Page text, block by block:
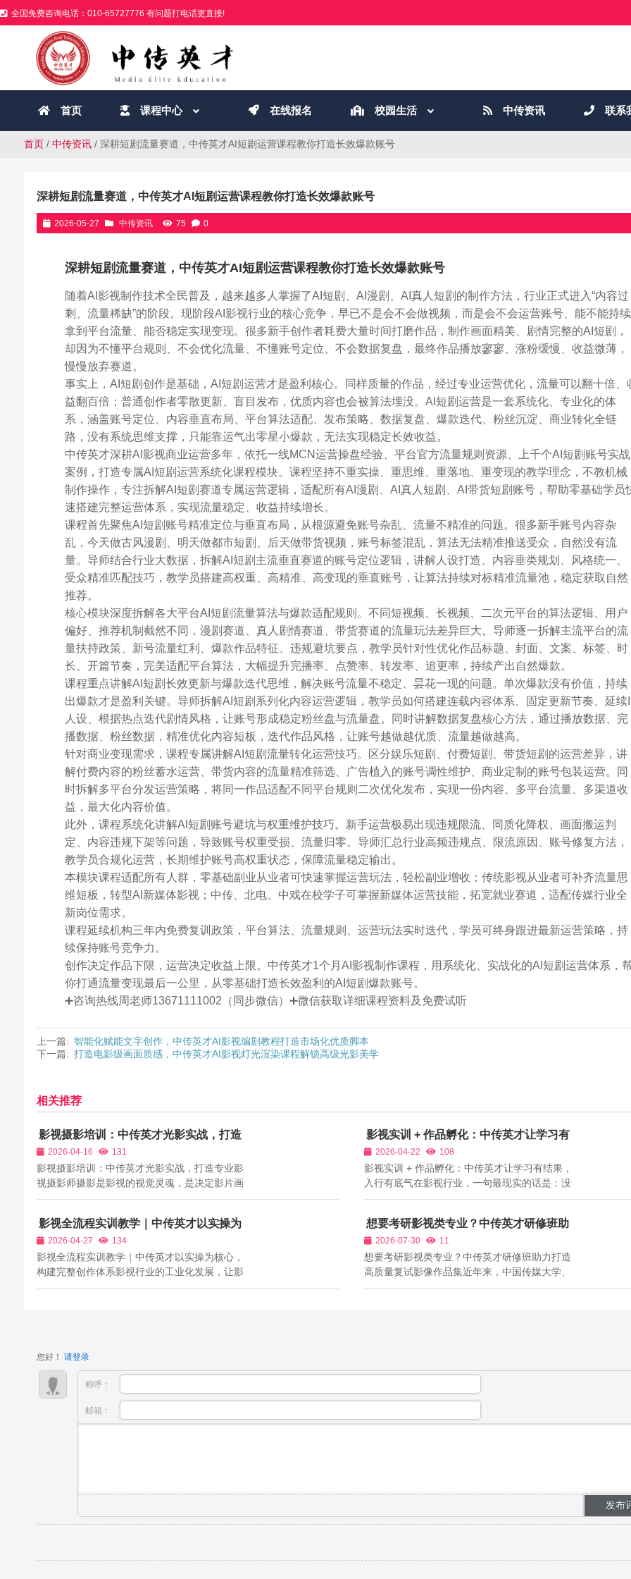
全国免费咨询电话：010-65727776 有问题打电话更直接!
首页 课程中心 在线报名 校园生活 中传资讯 联系
首页/ 中传资讯/ 深耕短剧流量赛道，中传英才AI短剧运营课程教你打造长效爆款账号
深耕短剧流量赛道，中传英才AI短剧运营课程教你打造长效爆款账号
2026-05-27 中传资讯 75 0
深耕短剧流量赛道，中传英才AI短剧运营课程教你打造长效爆款账号
随着AI影视制作技术全民普及，越来越多人掌握了AI短剧、AI漫剧、AI真人短剧的制作方法，行业正式进入“内容过
剩、流量稀缺”的阶段。现阶段AI影视行业的核心竞争，早已不是会不会做视频，而是会不会运营账号、能不能持续
拿到平台流量、能否稳定实现变现。很多新手创作者耗费大量时间打磨作品，制作画面精美、剧情完整的AI短剧，
却因为不懂平台规则、不会优化流量、不懂账号定位、不会数据复盘，最终作品播放寥寥、涨粉缓慢、收益微薄，
慢慢放弃赛道。
事实上，AI短剧创作是基础，AI短剧运营才是盈利核心。同样质量的作品，经过专业运营优化，流量可以翻十倍、
益翻百倍；普通创作者零散更新、盲目发布，优质内容也会被算法埋没。AI短剧运营是一套系统化、专业化的体
系，涵盖账号定位、内容垂直布局、平台算法适配、发布策略、数据复盘、爆款迭代、粉丝沉淀、商业转化全链
路，没有系统思维支撑，只能靠运气出零星小爆款，无法实现稳定长效收益。
中传英才深耕AI影视商业运营多年，依托一线MCN运营操盘经验、平台官方流量规则资源、上千个AI短剧账号实战
案例，打造专属AI短剧运营系统化课程模块。课程坚持不重实操、重思维、重落地、重变现的教学理念，不教机械
制作操作，专注拆解AI短剧赛道专属运营逻辑，适配所有AI漫剧、AI真人短剧、AI带货短剧账号，帮助零基础学员
速搭建完整运营体系，实现流量稳定、收益持续增长。
课程首先聚焦AI短剧账号精准定位与垂直布局，从根源避免账号杂乱、流量不精准的问题。很多新手账号内容杂
乱，今天做古风漫剧、明天做都市短剧、后天做带货视频，账号标签混乱，算法无法精准推送受众，自然没有流
量。导师结合行业大数据，拆解AI短剧主流垂直赛道的账号定位逻辑，讲解人设打造、内容垂类规划、风格统一、
受众精准匹配技巧，教学员搭建高权重、高精准、高变现的垂直账号，让算法持续对标精准流量池，稳定获取自然
推荐。
核心模块深度拆解各大平台AI短剧流量算法与爆款适配规则。不同短视频、长视频、二次元平台的算法逻辑、用户
偏好、推荐机制截然不同，漫剧赛道、真人剧情赛道、带货赛道的流量玩法差异巨大。导师逐一拆解主流平台的流
量扶持政策、新号流量红利、爆款作品特征、违规避坑要点，教学员针对性优化作品标题、封面、文案、标签、时
长、开篇节奏，完美适配平台算法，大幅提升完播率、点赞率、转发率、追更率，持续产出自然爆款。
课程重点讲解AI短剧长效更新与爆款迭代思维，解决账号流量不稳定、昙花一现的问题。单次爆款没有价值，持续
出爆款才是盈利关键。导师拆解AI短剧系列化内容运营逻辑，教学员如何搭建连载内容体系、固定更新节奏、延续
人设、根据热点迭代剧情风格，让账号形成稳定粉丝盘与流量盘。同时讲解数据复盘核心方法，通过播放数据、完
播数据、粉丝数据，精准优化内容短板，迭代作品风格，让账号越做越优质、流量越做越高。
针对商业变现需求，课程专属讲解AI短剧流量转化运营技巧。区分娱乐短剧、付费短剧、带货短剧的运营差异，讲
解付费内容的粉丝蓄水运营、带货内容的流量精准筛选、广告植入的账号调性维护、商业定制的账号包装运营。同
时拆解多平台分发运营策略，将同一作品适配不同平台规则二次优化发布，实现一份内容、多平台流量、多渠道收
益，最大化内容价值。
此外，课程系统化讲解AI短剧账号避坑与权重维护技巧。新手运营极易出现违规限流、同质化降权、画面搬运判
定、内容违规下架等问题，导致账号权重受损、流量归零。导师汇总行业高频违规点、限流原因、账号修复方法，
教学员合规化运营，长期维护账号高权重状态，保障流量稳定输出。
本模块课程适配所有人群，零基础副业从业者可快速掌握运营玩法，轻松副业增收；传统影视从业者可补齐流量思
维短板，转型AI新媒体影视；中传、北电、中戏在校学子可掌握新媒体运营技能，拓宽就业赛道，适配传媒行业全
新岗位需求。
课程延续机构三年内免费复训政策，平台算法、流量规则、运营玩法实时迭代，学员可终身跟进最新运营策略，持
续保持账号竞争力。
创作决定作品下限，运营决定收益上限。中传英才1个月AI影视制作课程，用系统化、实战化的AI短剧运营体系，
你打通流量变现最后一公里，从零基础打造长效盈利的AI短剧爆款账号。
➕咨询热线周老师13671111002（同步微信）➕微信获取详细课程资料及免费试听
上一篇: 智能化赋能文字创作，中传英才AI影视编剧教程打造市场化优质脚本
下一篇: 打造电影级画面质感，中传英才AI影视灯光渲染课程解锁高级光影美学
相关推荐
影视摄影培训：中传英才光影实战，打造
专业影视摄影师
2026-04-16 131
影视摄影培训：中传英才光影实战，打造专业影
视摄影师摄影是影视的视觉灵魂，是决定影片画
面质感与艺术水准的核心环节。一名优秀的影视
构图、色彩、运镜，具备用画面讲故事的能力。
在影视行业，专业摄影师始终是稀缺人才...
影视实训 + 作品孵化：中传英才让学习有
结果，入行有底气
2026-04-22 108
影视实训 + 作品孵化：中传英才让学习有结果，
入行有底气在影视行业，一句最现实的话是：没
有作品，一切都是空谈。 无论你多么热爱影视、
你面对剧组、公司、客户时，能证明你能力的，
只有一部完整、成熟、可观看的作品。...
影视全流程实训教学｜中传英才以实操为
核心，构建完整创作体系
2026-04-27 134
影视全流程实训教学｜中传英才以实操为核心，
构建完整创作体系影视行业的工业化发展，让影
视创作不再是单一工种的独立创作，而是导演、
想要考研影视类专业？中传英才研修班助
力打造高质量复试影像作品集
2026-07-30 11
想要考研影视类专业？中传英才研修班助力打造
高质量复试影像作品集近年来，中国传媒大学、
北京电影学院、中央戏剧学院影视相关专业研究
您好！ 请登录
称呼：
邮箱：